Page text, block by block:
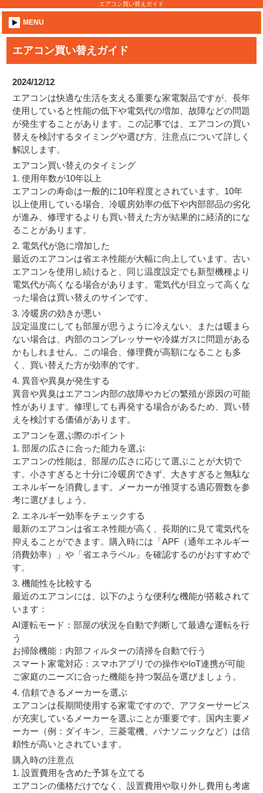
エアコン買い替えガイド
MENU
エアコン買い替えガイド
2024/12/12
エアコンは快適な生活を支える重要な家電製品ですが、長年
使用していると性能の低下や電気代の増加、故障などの問題
が発生することがあります。この記事では、エアコンの買い
替えを検討するタイミングや選び方、注意点について詳しく
解説します。
エアコン買い替えのタイミング
1. 使用年数が10年以上
エアコンの寿命は一般的に10年程度とされています。10年
以上使用している場合、冷暖房効率の低下や内部部品の劣化
が進み、修理するよりも買い替えた方が結果的に経済的にな
ることがあります。
2. 電気代が急に増加した
最近のエアコンは省エネ性能が大幅に向上しています。古い
エアコンを使用し続けると、同じ温度設定でも新型機種より
電気代が高くなる場合があります。電気代が目立って高くな
った場合は買い替えのサインです。
3. 冷暖房の効きが悪い
設定温度にしても部屋が思うように冷えない、または暖まら
ない場合は、内部のコンプレッサーや冷媒ガスに問題がある
かもしれません。この場合、修理費が高額になることも多
く、買い替えた方が効率的です。
4. 異音や異臭が発生する
異音や異臭はエアコン内部の故障やカビの繁殖が原因の可能
性があります。修理しても再発する場合があるため、買い替
えを検討する価値があります。
エアコンを選ぶ際のポイント
1. 部屋の広さに合った能力を選ぶ
エアコンの性能は、部屋の広さに応じて選ぶことが大切で
す。小さすぎると十分に冷暖房できず、大きすぎると無駄な
エネルギーを消費します。メーカーが推奨する適応畳数を参
考に選びましょう。
2. エネルギー効率をチェックする
最新のエアコンは省エネ性能が高く、長期的に見て電気代を
抑えることができます。購入時には「APF（通年エネルギー
消費効率）」や「省エネラベル」を確認するのがおすすめで
す。
3. 機能性を比較する
最近のエアコンには、以下のような便利な機能が搭載されて
います：
AI運転モード：部屋の状況を自動で判断して最適な運転を行
う
お掃除機能：内部フィルターの清掃を自動で行う
スマート家電対応：スマホアプリでの操作やIoT連携が可能
ご家庭のニーズに合った機能を持つ製品を選びましょう。
4. 信頼できるメーカーを選ぶ
エアコンは長期間使用する家電ですので、アフターサービス
が充実しているメーカーを選ぶことが重要です。国内主要メ
ーカー（例：ダイキン、三菱電機、パナソニックなど）は信
頼性が高いとされています。
購入時の注意点
1. 設置費用を含めた予算を立てる
エアコンの価格だけでなく、設置費用や取り外し費用も考慮